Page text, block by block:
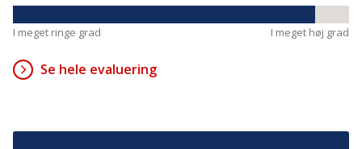
I meget ringe grad I meget høj grad
Se hele evaluering
Fakturering
Kontakt os
Cookies